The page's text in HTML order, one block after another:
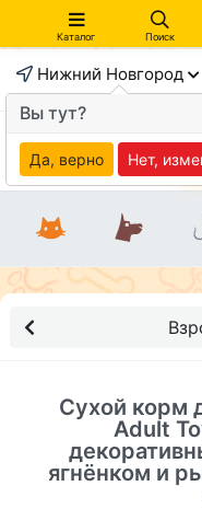
Каталог Поиск
Нижний Новгород
Сухой корм
Adult
ягнёнком и
Вы тут?
Да, верно Нет,